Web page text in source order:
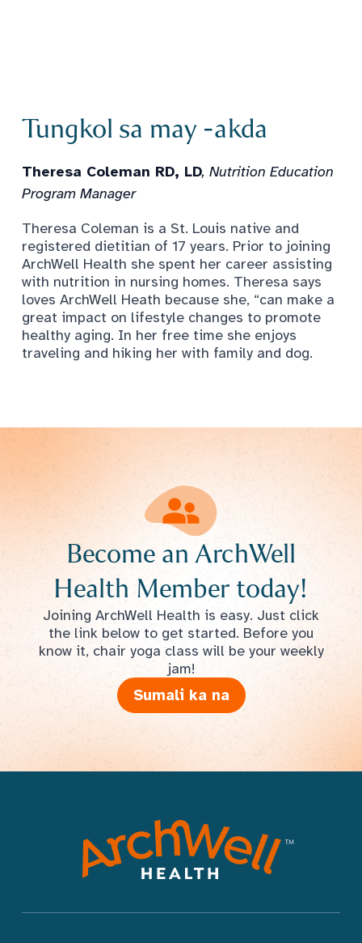
Tungkol sa may -akda
Theresa Coleman RD, LD, Nutrition Education
Program Manager
Theresa Coleman is a St. Louis native and
registered dietitian of 17 years. Prior to joining
ArchWell Health she spent her career assisting
with nutrition in nursing homes. Theresa says
loves ArchWell Heath because she, “can make a
great impact on lifestyle changes to promote
healthy aging. In her free time she enjoys
traveling and hiking her with family and dog.
Become an ArchWell
Health Member today!
Joining ArchWell Health is easy. Just click
the link below to get started. Before you
know it, chair yoga class will be your weekly
jam!
Sumali ka na